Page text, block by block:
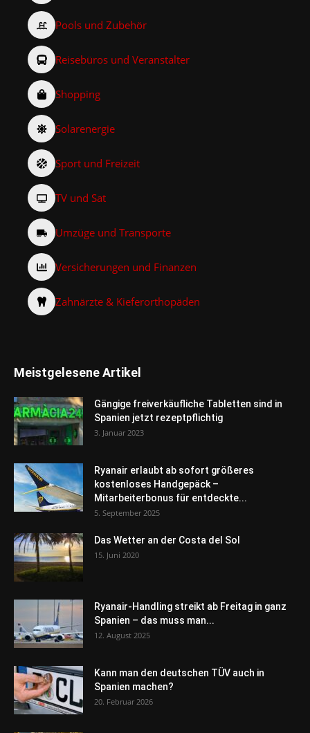
Pools und Zubehör
Reisebüros und Veranstalter
Shopping
Solarenergie
Sport und Freizeit
TV und Sat
Umzüge und Transporte
Versicherungen und Finanzen
Zahnärzte & Kieferorthopäden
Meistgelesene Artikel
Gängige freiverkäufliche Tabletten sind in
Spanien jetzt rezeptpflichtig
3. Januar 2023
Ryanair erlaubt ab sofort größeres
kostenloses Handgepäck –
Mitarbeiterbonus für entdeckte...
5. September 2025
Das Wetter an der Costa del Sol
15. Juni 2020
Ryanair-Handling streikt ab Freitag in ganz
Spanien – das muss man...
12. August 2025
Kann man den deutschen TÜV auch in
Spanien machen?
20. Februar 2026